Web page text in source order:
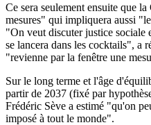
Ce sera seulement ensuite que
mesures" qui impliquera aussi
"On veut discuter justice sociale
se lancera dans les cocktails", a
"revienne par la fenêtre une
Sur le long terme et l'âge
partir de 2037 (fixé par
Frédéric Sève a estimé "qu'on
imposé à tout le monde".